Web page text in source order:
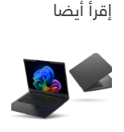
إقرأ أيضا